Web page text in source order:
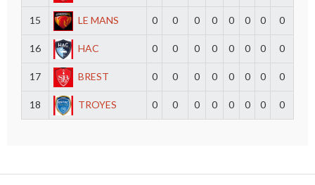
15 LE MANS 0 0 0 0 0 0 0 0
16 HAC 0 0 0 0 0 0 0 0
17 BREST 0 0 0 0 0 0 0 0
18 TROYES 0 0 0 0 0 0 0 0